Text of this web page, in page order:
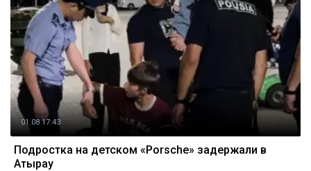
01.08 17:43
Подростка на детском «Porsche» задержали в
Атырау